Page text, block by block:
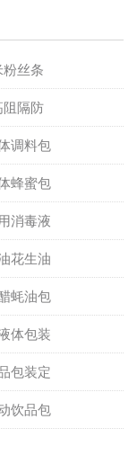
丝条
阻隔防
调料包
蜂蜜包
消毒液
花生油
蚝油包
体包装
包装定
饮品包